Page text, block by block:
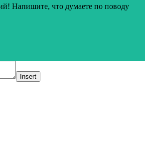
Напишите, что думаете по поводу
Insert